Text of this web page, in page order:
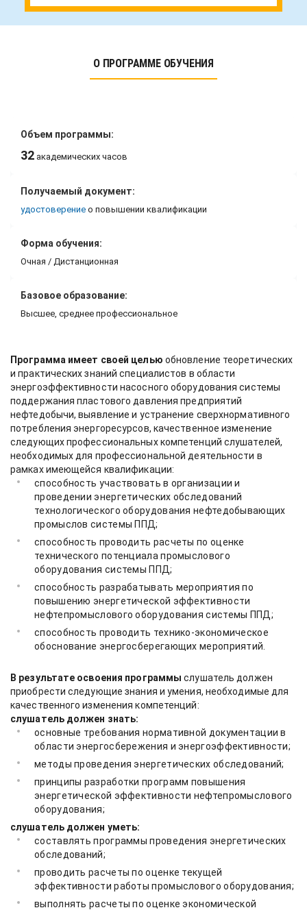
О ПРОГРАММЕ ОБУЧЕНИЯ
Объем программы:
32 академических часов
Получаемый документ:
удостоверение о повышении квалификации
Форма обучения:
Очная / Дистанционная
Базовое образование:
Высшее, среднее профессиональное
Программа имеет своей целью обновление теоретических
и практических знаний специалистов в области
энергоэффективности насосного оборудования системы
поддержания пластового давления предприятий
нефтедобычи, выявление и устранение сверхнормативного
потребления энергоресурсов, качественное изменение
следующих профессиональных компетенций слушателей,
необходимых для профессиональной деятельности в
рамках имеющейся квалификации:
способность участвовать в организации и
проведении энергетических обследований
технологического оборудования нефтедобывающих
промыслов системы ППД;
способность проводить расчеты по оценке
технического потенциала промыслового
оборудования системы ППД;
способность разрабатывать мероприятия по
повышению энергетической эффективности
нефтепромыслового оборудования системы ППД;
способность проводить технико-экономическое
обоснование энергосберегающих мероприятий.
В результате освоения программы слушатель должен
приобрести следующие знания и умения, необходимые для
качественного изменения компетенций:
слушатель должен знать:
основные требования нормативной документации в
области энергосбережения и энергоэффективности;
методы проведения энергетических обследований;
принципы разработки программ повышения
энергетической эффективности нефтепромыслового
оборудования;
слушатель должен уметь:
составлять программы проведения энергетических
обследований;
проводить расчеты по оценке текущей
эффективности работы промыслового оборудования;
выполнять расчеты по оценке экономической